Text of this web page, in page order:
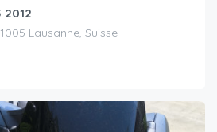
2012
Lausanne, Suisse